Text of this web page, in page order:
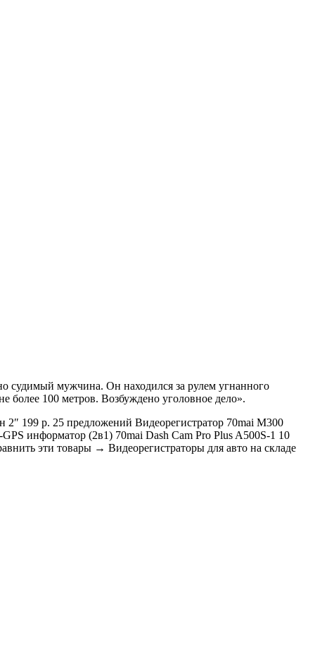
судимый мужчина. Он находился за рулем угнанного
более 100 метров. Возбуждено уголовное дело».
2″ 199 р. 25 предложений Видеорегистратор 70mai M300
информатор (2в1) 70mai Dash Cam Pro Plus A500S-1 10
эти товары → Видеорегистраторы для авто на складе